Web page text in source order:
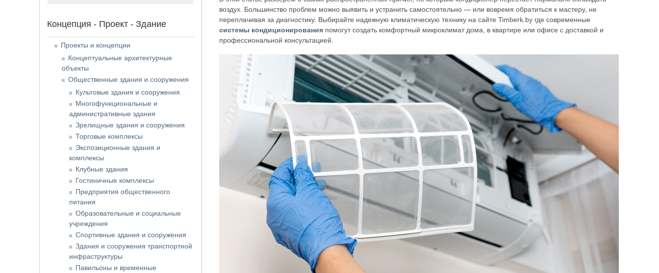
воздух. Большинство проблем можно выявить и устранить самостоятельно — или вовремя обратиться к мастеру, не
переплачивая за диагностику. Выбирайте надежную климатическую технику на сайте Timberk.by где современные
системы кондиционирования помогут создать комфортный микроклимат дома, в квартире или офисе с доставкой и
профессиональной консультацией.
Концепция - Проект - Здание
Проекты и концепции
Концептуальные архитектурные
объекты
Общественные здания и сооружения
Культовые здания и сооружения
Многофункциональные и
административные здания
Зрелищные здания и сооружения
Торговые комплексы
Экспозиционные здания и
комплексы
Клубные здания
Гостиничные комплексы
Предприятия общественного
питания
Образовательные и социальные
учреждения
Спортивные здания и сооружения
Здания и сооружения транспортной
инфраструктуры
Павильоны и временные